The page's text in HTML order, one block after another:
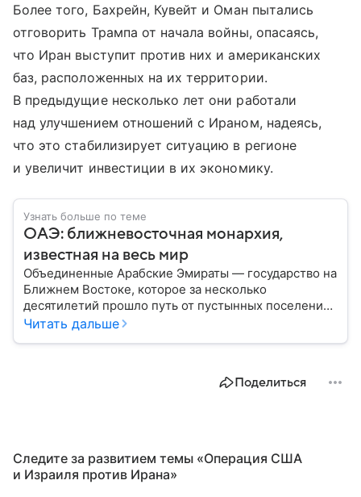
Более того, Бахрейн, Кувейт и Оман пытались
отговорить Трампа от начала войны, опасаясь,
что Иран выступит против них и американских
баз, расположенных на их территории.
В предыдущие несколько лет они работали
над улучшением отношений с Ираном, надеясь,
что это стабилизирует ситуацию в регионе
и увеличит инвестиции в их экономику.
Узнать больше по теме
ОАЭ: ближневосточная монархия,
известная на весь мир
Объединенные Арабские Эмираты — государство на
Ближнем Востоке, которое за несколько
десятилетий прошло путь от пустынных поселений
до одного из самых богатых и влиятельных центров
материале — самое важное по теме.
Читать дальше
Поделиться
Следите за развитием темы «Операция США
и Израиля против Ирана»